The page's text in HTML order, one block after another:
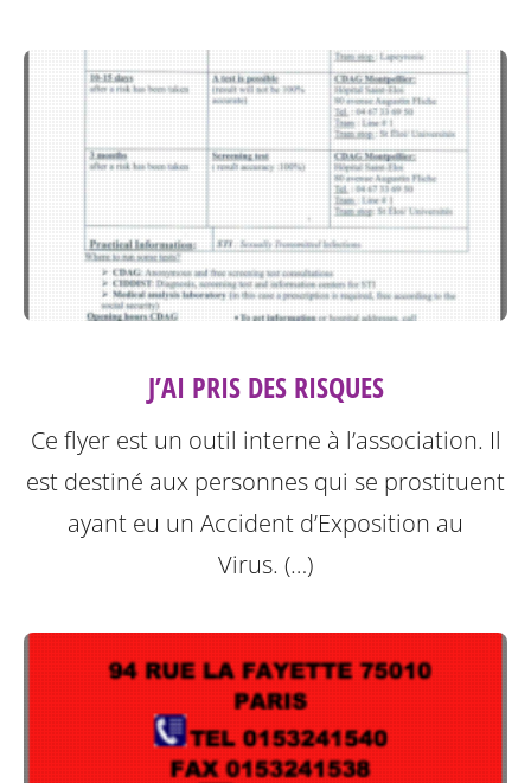
J’AI PRIS DES RISQUES
Ce flyer est un outil interne à l’association. Il
est destiné aux personnes qui se prostituent
ayant eu un Accident d’Exposition au
Virus. (…)